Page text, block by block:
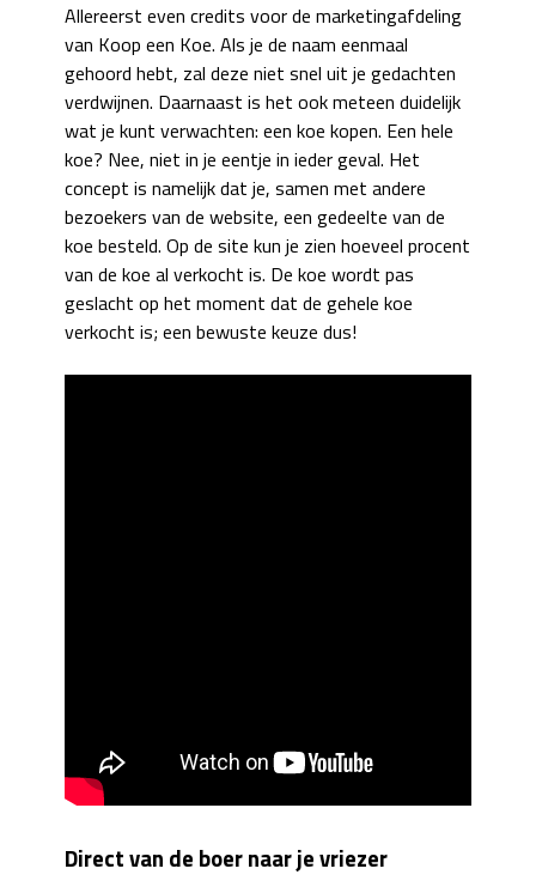
Allereerst even credits voor de marketingafdeling
van Koop een Koe. Als je de naam eenmaal
gehoord hebt, zal deze niet snel uit je gedachten
verdwijnen. Daarnaast is het ook meteen duidelijk
wat je kunt verwachten: een koe kopen. Een hele
koe? Nee, niet in je eentje in ieder geval. Het
concept is namelijk dat je, samen met andere
bezoekers van de website, een gedeelte van de
koe besteld. Op de site kun je zien hoeveel procent
van de koe al verkocht is. De koe wordt pas
geslacht op het moment dat de gehele koe
verkocht is; een bewuste keuze dus!
Direct van de boer naar je vriezer